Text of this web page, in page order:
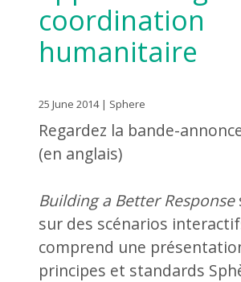
coordination
humanitaire
25 June 2014 | Sphere
Regardez la bande-
(en anglais)
Building a Better Response
sur des scénarios
comprend une
principes et standards